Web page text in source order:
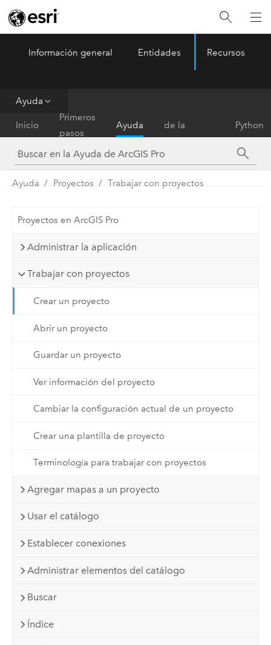
ArcGIS Pro Menu
Información general Entidades Recursos
Ayuda
Inicio
Primeros
pasos
Ayuda
de la
herramienta
Python
Ayuda Proyectos Trabajar con proyectos
Proyectos en ArcGIS Pro
Administrar la aplicación
Trabajar con proyectos
Crear un proyecto
Abrir un proyecto
Guardar un proyecto
Ver información del proyecto
Cambiar la configuración actual de un proyecto
Crear una plantilla de proyecto
Terminología para trabajar con proyectos
Agregar mapas a un proyecto
Usar el catálogo
Establecer conexiones
Administrar elementos del catálogo
Buscar
Índice